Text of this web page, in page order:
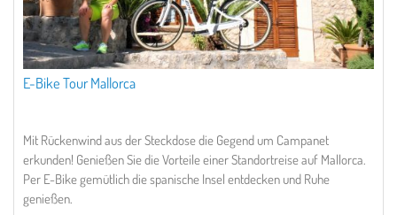
E-Bike Tour Mallorca
Mit Rückenwind aus der Steckdose die Gegend um Campanet
erkunden! Genießen Sie die Vorteile einer Standortreise auf Mallorca.
Per E-Bike gemütlich die spanische Insel entdecken und Ruhe
genießen.